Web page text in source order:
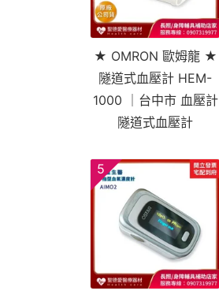
★ OMRON 歐姆龍 ★
隧道式血壓計 HEM-
1000 ｜台中市 血壓計
隧道式血壓計
5